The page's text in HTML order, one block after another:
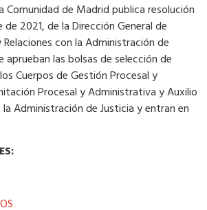
Comunidad de Madrid publica resolución
2021, de la Dirección General de
con la Administración de
aprueban las bolsas de selección de
Cuerpos de Gestión Procesal y
Procesal y Administrativa y Auxilio
Administración de Justicia y entran en